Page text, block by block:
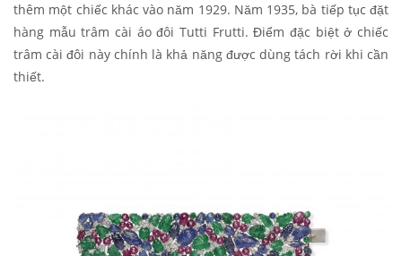
thêm một chiếc khác vào năm 1929. Năm 1935, bà tiếp tục đặt
hàng mẫu trâm cài áo đôi Tutti Frutti. Điểm đặc biệt ở chiếc
trâm cài đôi này chính là khả năng được dùng tách rời khi cần
thiết.